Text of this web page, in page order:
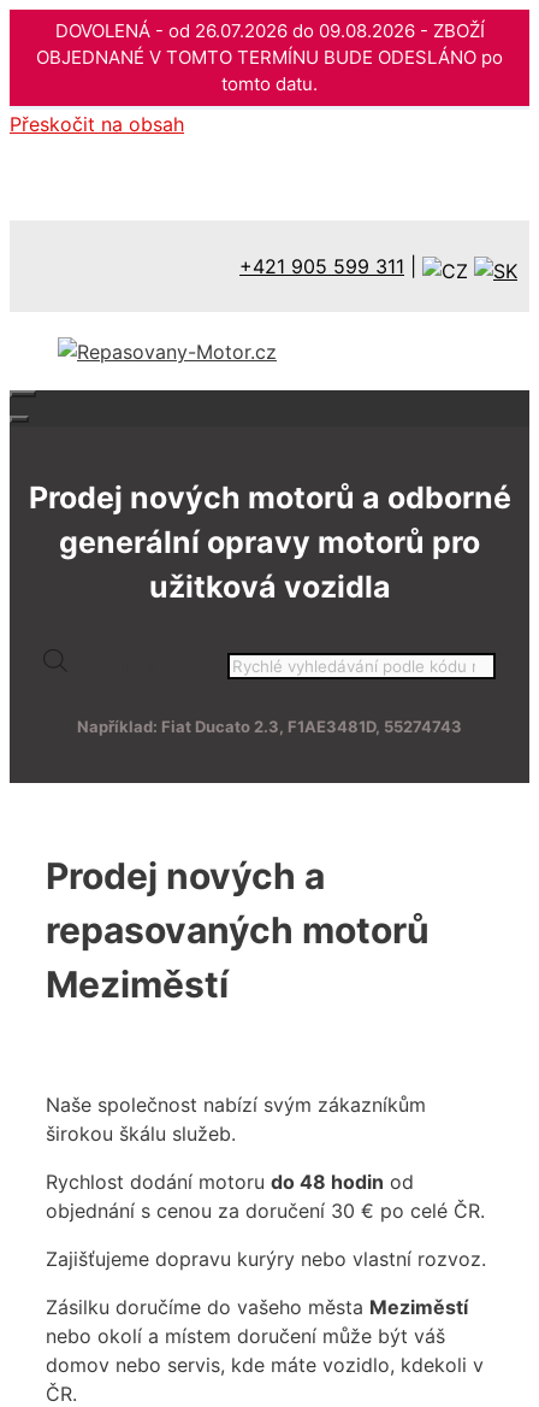
DOVOLENÁ - od 26.07.2026 do 09.08.2026 - ZBOŽÍ
OBJEDNANÉ V TOMTO TERMÍNU BUDE ODESLÁNO po
tomto datu.
Přeskočit na obsah
+421 905 599 311
Prodej nových motorů a odborné
generální opravy motorů pro
užitková vozidla
Například: Fiat Ducato 2.3, F1AE3481D, 55274743
Prodej nových a
repasovaných motorů
Meziměstí
Naše společnost nabízí svým zákazníkům
širokou škálu služeb.
Rychlost dodání motoru do 48 hodin od
objednání s cenou za doručení 30 € po celé ČR.
Zajišťujeme dopravu kurýry nebo vlastní rozvoz.
Zásilku doručíme do vašeho města Meziměstí
nebo okolí a místem doručení může být váš
domov nebo servis, kde máte vozidlo, kdekoli v
ČR.